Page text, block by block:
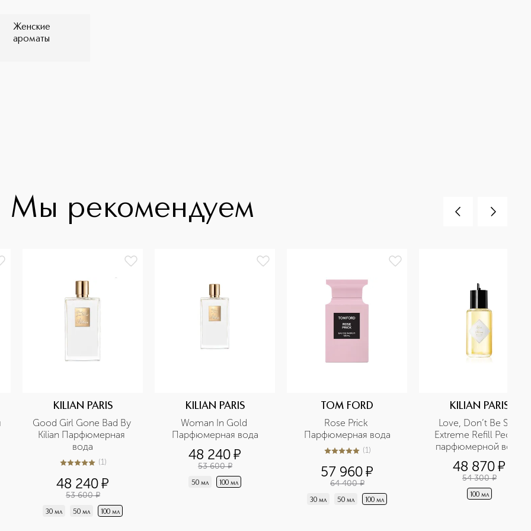
маршмеллоу, лабданум
Женские
ароматы
Мы рекомендуем
KILIAN PARIS
Good Girl Gone Bad By
Kilian Парфюмерная
вода
5из 51 (1)
48 240¤
53 600 ¤
30 мл 50 мл 100 мл
KILIAN PARIS
Woman In Gold
Парфюмерная вода
48 240¤
53 600 ¤
50 мл 100 мл
TOM FORD
Rose Prick
Парфюмерная вода
5из 51 (1)
57 960¤
64 400 ¤
30 мл 50 мл 100 мл
KILIAN PARIS
Love, Don’t Be Shy
Extreme Refill Рефил
парфюмерной воды
48 870¤
54 300 ¤
100 мл